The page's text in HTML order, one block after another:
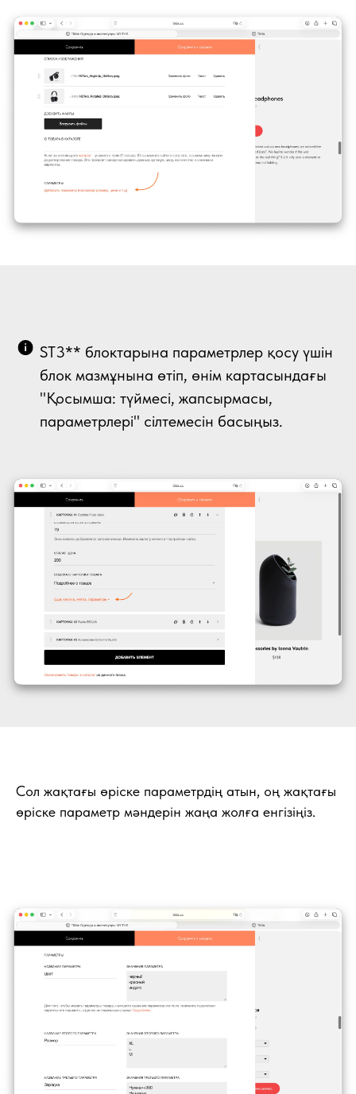
ST3** блоктарына параметрлер қосу үшін
блок мазмұнына өтіп, өнім картасындағы
"Қосымша: түймесі, жапсырмасы,
параметрлері" сілтемесін басыңыз.
Сол жақтағы өріске параметрдің атын, оң жақтағы
өріске параметр мәндерін жаңа жолға енгізіңіз.